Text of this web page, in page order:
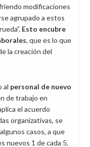
modificaciones
agrupado a estos
Esto encubre
, que es lo que
la creación del
al personal de nuevo
de trabajo en
el acuerdo
organizativas, se
casos, a que
nuevos 1 de cada 5,